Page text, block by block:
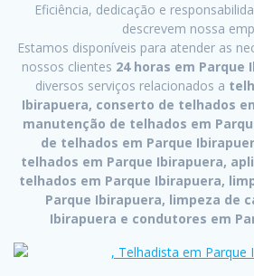
Eficiência, dedicação e
descrevem nossa
Estamos disponíveis para atender as
nossos clientes 24 horas em Parque
diversos serviços relacionados a
Ibirapuera, conserto de telhados
manutenção de telhados em
de telhados em Parque
telhados em Parque Ibirapuera,
telhados em Parque Ibirapuera,
Parque Ibirapuera, limpeza de
Ibirapuera e condutores em